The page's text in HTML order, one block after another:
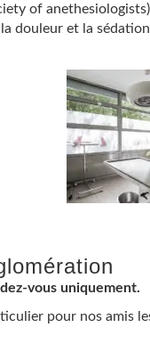
of anethesiologists
douleur et la
vous uniquement.
pour nos amis